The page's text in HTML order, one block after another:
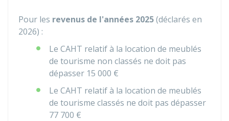
Pour les revenus de l'années 2025(déclarés en
2026) :
Le CAHT relatif à la location de meublés
de tourisme non classés ne doit pas
dépasser 15 000 €
Le CAHT relatif à la location de meublés
de tourisme classés ne doit pas dépasser
77 700 €